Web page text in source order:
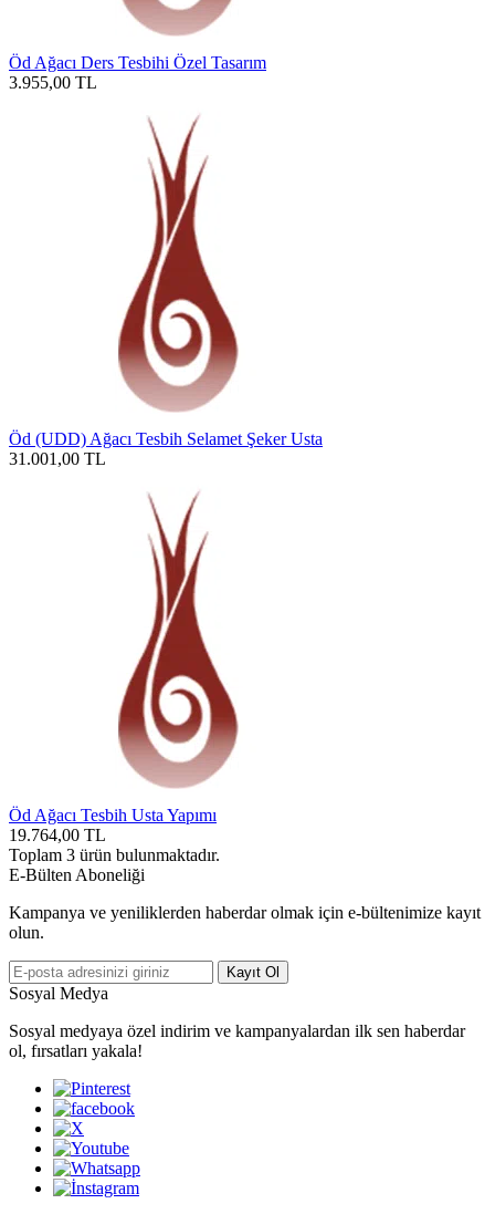
Öd Ağacı Ders Tesbihi Özel Tasarım
3.955,00 TL
Öd (UDD) Ağacı Tesbih Selamet Şeker Usta
31.001,00 TL
Öd Ağacı Tesbih Usta Yapımı
19.764,00 TL
Toplam 3 ürün bulunmaktadır.
E-Bülten Aboneliği
Kampanya ve yeniliklerden haberdar olmak için e-bültenimize kayıt
olun.
Kayıt Ol
Sosyal Medya
Sosyal medyaya özel indirim ve kampanyalardan ilk sen haberdar
ol, fırsatları yakala!